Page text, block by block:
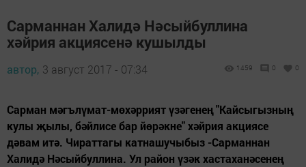
Сарманнан Халидә Нәсыйбуллина
хәйрия акциясенә кушылды
автор, 3 август 2017 - 07:34 1459 0 0
Сарман мәгълүмат-мөхәррият үзәгенең "Кайсыгызның
кулы җылы, бәйлисе бар йөрәкне" хәйрия акциясе
дәвам итә. Чираттагы катнашучыбыз -Сарманнан
Халидә Нәсыйбуллина. Ул район үзәк хастаханәсенең